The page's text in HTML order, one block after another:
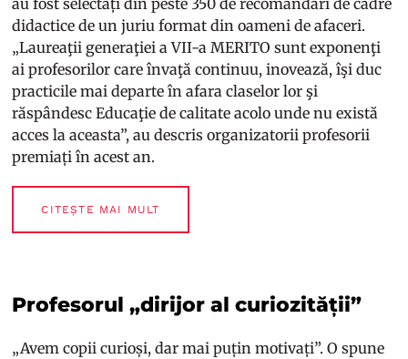
didactice de un juriu format din oameni de afaceri.
„Laureaţii generaţiei a VII-a MERITO sunt exponenţi
ai profesorilor care învaţă continuu, inovează, îşi duc
practicile mai departe în afara claselor lor şi
răspândesc Educaţie de calitate acolo unde nu există
acces la aceasta”, au descris organizatorii profesorii
premiați în acest an.
CITEȘTE MAI MULT
Profesorul „dirijor al curiozității”
„Avem copii curioși, dar mai puțin motivați”. O spune